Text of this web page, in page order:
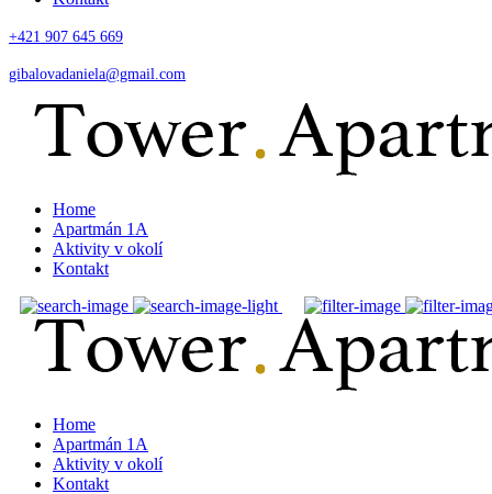
+421 907 645 669
gibalovadaniela@gmail.com
Home
Apartmán 1A
Aktivity v okolí
Kontakt
Home
Apartmán 1A
Aktivity v okolí
Kontakt